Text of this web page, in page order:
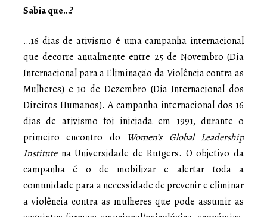
Sabia que…?
…16 dias de ativismo é uma campanha internacional
que decorre anualmente entre 25 de Novembro (Dia
Internacional para a Eliminação da Violência contra as
Mulheres) e 10 de Dezembro (Dia Internacional dos
Direitos Humanos). A campanha internacional dos 16
dias de ativismo foi iniciada em 1991, durante o
primeiro encontro do Women’s Global Leadership
Institutena Universidade de Rutgers. O objetivo da
campanha é o de mobilizar e alertar toda a
comunidade para a necessidade de prevenir e eliminar
a violência contra as mulheres que pode assumir as